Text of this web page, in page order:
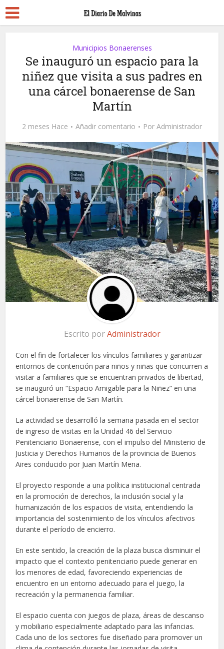
Municipios Bonaerenses
Se inauguró un espacio para la
niñez que visita a sus padres en
una cárcel bonaerense de San
Martín
2 meses Hace Añadir comentario Por Administrador
Escrito porAdministrador
Con el fin de fortalecer los vínculos familiares y garantizar
entornos de contención para niños y niñas que concurren a
visitar a familiares que se encuentran privados de libertad,
se inauguró un “Espacio Amigable para la Niñez” en una
cárcel bonaerense de San Martín.
La actividad se desarrolló la semana pasada en el sector
de ingreso de visitas en la Unidad 46 del Servicio
Penitenciario Bonaerense, con el impulso del Ministerio de
Justicia y Derechos Humanos de la provincia de Buenos
Aires conducido por Juan Martín Mena.
El proyecto responde a una política institucional centrada
en la promoción de derechos, la inclusión social y la
humanización de los espacios de visita, entendiendo la
importancia del sostenimiento de los vínculos afectivos
durante el período de encierro.
En este sentido, la creación de la plaza busca disminuir el
impacto que el contexto penitenciario puede generar en
los menores de edad, favoreciendo experiencias de
encuentro en un entorno adecuado para el juego, la
recreación y la permanencia familiar.
El espacio cuenta con juegos de plaza, áreas de descanso
y mobiliario especialmente adaptado para las infancias.
Cada uno de los sectores fue diseñado para promover un